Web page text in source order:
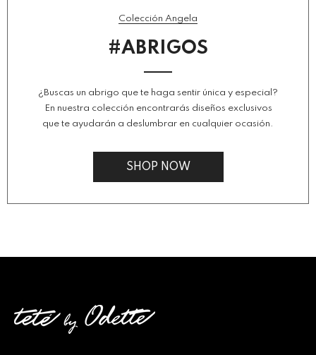
Colección Angela
#ABRIGOS
¿Buscas un abrigo que te haga sentir única y especial?
En nuestra colección encontrarás diseños exclusivos
que te ayudarán a deslumbrar en cualquier ocasión.
SHOP NOW